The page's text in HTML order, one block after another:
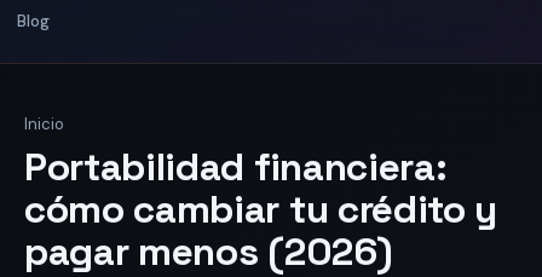
Blog
Inicio
Portabilidad financiera:
cómo cambiar tu crédito y
pagar menos (2026)